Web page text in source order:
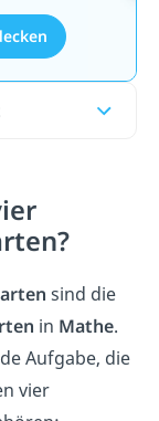
sind die
in Mathe.
Aufgabe, die
vier